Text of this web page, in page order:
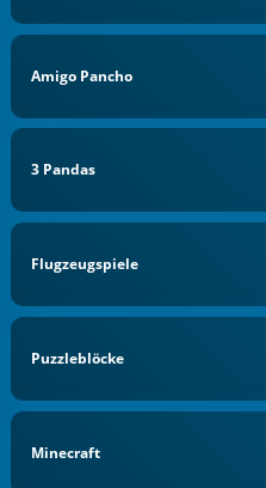
Amigo Pancho
3 Pandas
Flugzeugspiele
Puzzleblöcke
Minecraft